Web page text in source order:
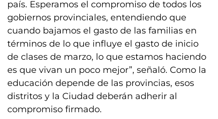
país. Esperamos el compromiso de todos los
gobiernos provinciales, entendiendo que
cuando bajamos el gasto de las familias en
términos de lo que influye el gasto de inicio
de clases de marzo, lo que estamos haciendo
es que vivan un poco mejor”, señaló. Como la
educación depende de las provincias, esos
distritos y la Ciudad deberán adherir al
compromiso firmado.